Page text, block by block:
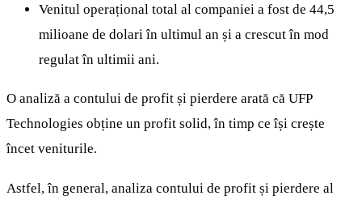
Venitul operațional total al companiei a fost de 44,5
milioane de dolari în ultimul an și a crescut în mod
regulat în ultimii ani.
O analiză a contului de profit și pierdere arată că UFP
Technologies obține un profit solid, în timp ce își crește
încet veniturile.
Astfel, în general, analiza contului de profit și pierdere al